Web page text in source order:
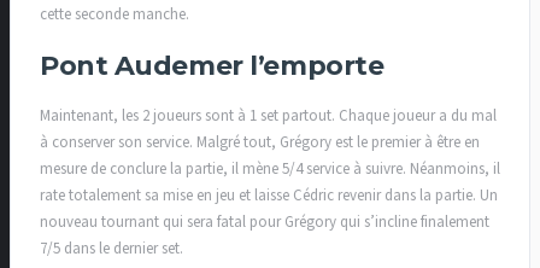
cette seconde manche.
Pont Audemer l’emporte
Maintenant, les 2 joueurs sont à 1 set partout. Chaque joueur a du mal
à conserver son service. Malgré tout, Grégory est le premier à être en
mesure de conclure la partie, il mène 5/4 service à suivre. Néanmoins, il
rate totalement sa mise en jeu et laisse Cédric revenir dans la partie. Un
nouveau tournant qui sera fatal pour Grégory qui s’incline finalement
7/5 dans le dernier set.